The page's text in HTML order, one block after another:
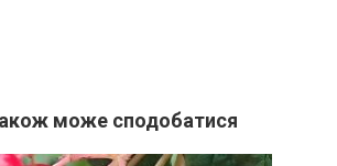
може сподобатися